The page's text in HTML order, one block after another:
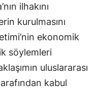
Niğde
Rize
ilhakını
kurulmasını
ekonomik
söylemleri
uluslararası
kabul